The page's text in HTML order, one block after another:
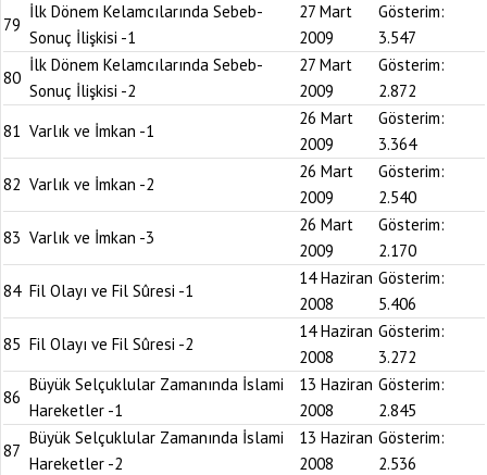
79
İlk Dönem Kelamcılarında Sebeb-
Sonuç İlişkisi -1
27 Mart
2009
Gösterim:
3.547
80
İlk Dönem Kelamcılarında Sebeb-
Sonuç İlişkisi -2
27 Mart
2009
Gösterim:
2.872
81 Varlık ve İmkan -1
26 Mart
2009
Gösterim:
3.364
82 Varlık ve İmkan -2
26 Mart
2009
Gösterim:
2.540
83 Varlık ve İmkan -3
26 Mart
2009
Gösterim:
2.170
84 Fil Olayı ve Fil Sûresi -1
14 Haziran
2008
Gösterim:
5.406
85 Fil Olayı ve Fil Sûresi -2
14 Haziran
2008
Gösterim:
3.272
86
Büyük Selçuklular Zamanında İslami
Hareketler -1
13 Haziran
2008
Gösterim:
2.845
87
Büyük Selçuklular Zamanında İslami
Hareketler -2
13 Haziran
2008
Gösterim:
2.536